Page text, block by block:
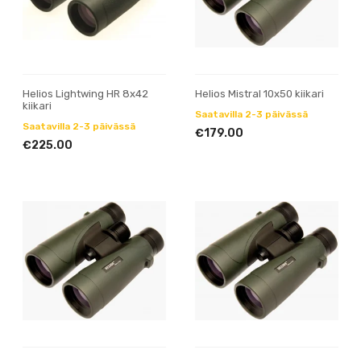
Helios Lightwing HR 8x42
kiikari
Saatavilla 2-3 päivässä
€225.00
Helios Mistral 10x50 kiikari
Saatavilla 2-3 päivässä
€179.00